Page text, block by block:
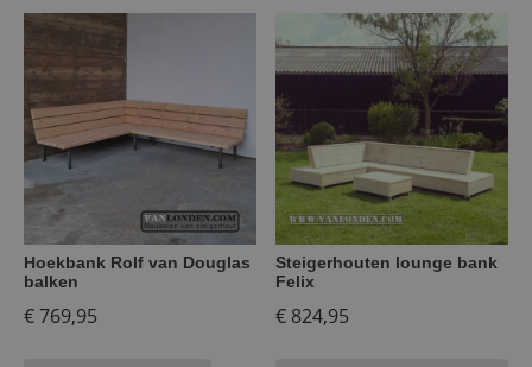
Hoekbank Rolf van Douglas
balken
€769,95
Steigerhouten lounge bank
Felix
€ 824,95